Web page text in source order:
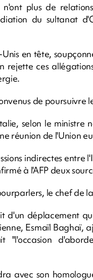
plus de
du sultanat
en tête,
rejette ces
de poursuivre
selon le ministre
réunion de l'Union
indirectes
à l'AFP deux
le chef de
d'un déplacement
Esmaïl Baghaï,
"l'occasion
avec son